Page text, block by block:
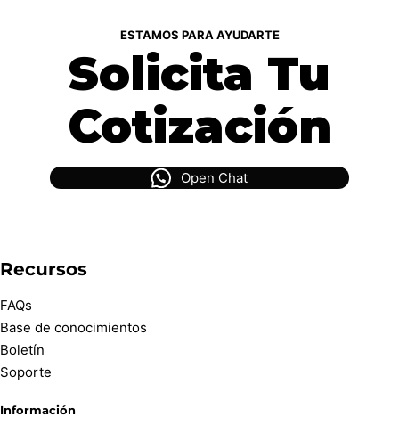
ESTAMOS PARA AYUDARTE
Solicita Tu
Cotización
Open Chat
Recursos
FAQs
Base de conocimientos
Boletín
Soporte
Información